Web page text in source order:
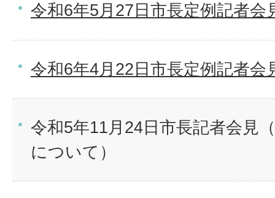
令和6年5月27日市長定例記者会
令和6年4月22日市長定例記者会
令和5年11月24日市長記者会見
について）